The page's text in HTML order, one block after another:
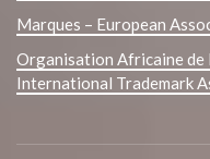
Marques – European
Organisation Africaine
International Trademark